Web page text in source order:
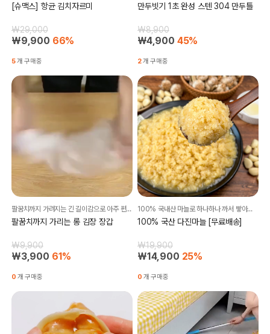
[슈맥스] 항균 김치자르미
₩29,000
₩9,900 66%
5개 구매중
만두빗기 1초 완성 스텐 304 만두틀
₩8,900
₩4,900 45%
2개 구매중
팔꿈치까지 가려지는 긴 길이감으로 아주 편리해요~!!!
팔꿈치까지 가리는 롱 김장 장갑
₩9,900
₩3,900 61%
0 개 구매중
100% 국내산 마늘로 하나하나 까서 빻아서 보내드려요
100% 국산 다진마늘 [무료배송]
₩19,900
₩14,900 25%
0 개 구매중